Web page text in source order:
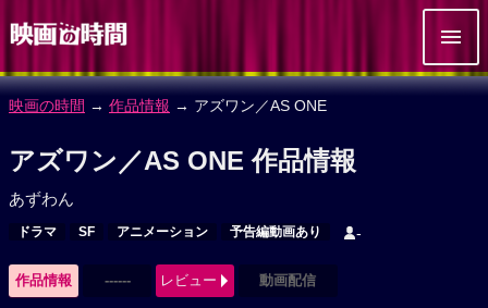
映画の時間 → 作品情報 → アズワン／AS ONE
アズワン／AS ONE 作品情報
あずわん
ドラマ SF アニメーション 予告編動画あり -
作品情報 ------ レビュー 動画配信